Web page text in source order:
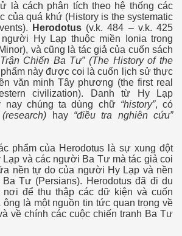
là cách phân tích theo hệ thống các
của quá khứ (History is the systematic
Herodotus(v.k. 484 – v.k. 425
Hy Lạp thuộc miền Ionia trong
và cũng là tác giả của cuốn sách
Chiến Ba Tư” (The History of the
phẩm này được coi là cuốn lịch sử thực
văn minh Tây phương (the first real
civilization). Danh từ Hy Lạp
chúng ta dùng chữ “history”, có
hay “điều tra nghiên cứu”
phẩm của Herodotus là sự xung đột
và các người Ba Tư mà tác giả coi
nền tự do của người Hy Lạp và nền
Tư (Persians). Herodotus đã đi du
nơi để thu thập các dữ kiện và cuốn
là một nguồn tin tức quan trọng về
về chính các cuộc chiến tranh Ba Tư